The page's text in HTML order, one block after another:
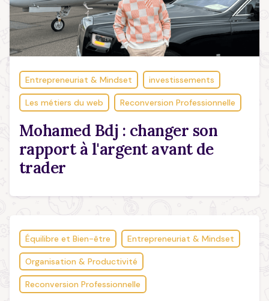
Entrepreneuriat & Mindset investissements
Les métiers du web Reconversion Professionnelle
Mohamed Bdj : changer son
rapport à l'argent avant de
trader
Équilibre et Bien-être Entrepreneuriat & Mindset
Organisation & Productivité
Reconversion Professionnelle